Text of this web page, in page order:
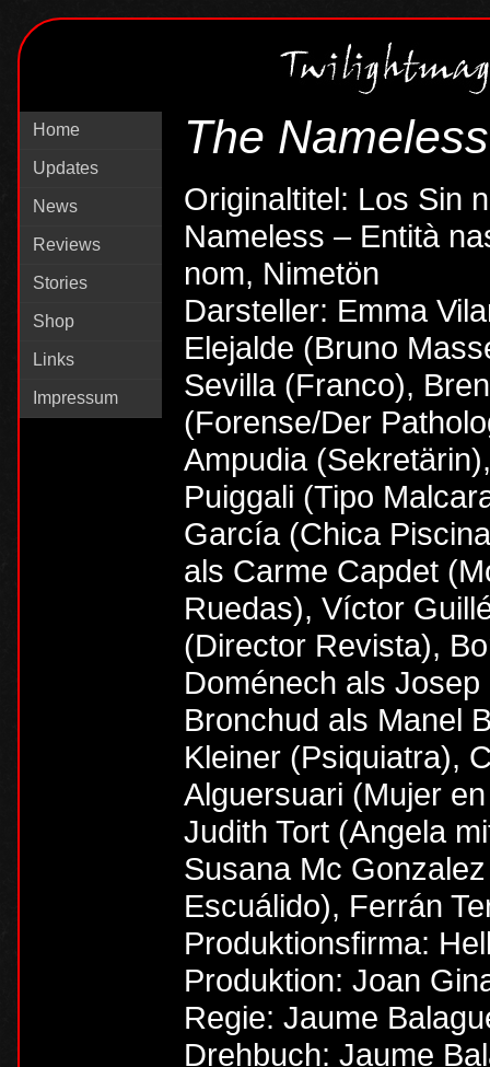
Home
Updates
News
Reviews
Stories
Shop
Links
Impressum
The Nameless
Originaltitel: Los Sin
Nameless – Entità
nom, Nimetön
Darsteller: Emma
Elejalde (Bruno
Sevilla (Franco),
(Forense/Der
Ampudia
Puiggali (Tipo
García (Chica
als Carme Capdet
Ruedas), Víctor
(Director Revista),
Doménech als
Bronchud als Manel
Kleiner (Psiquiatra),
Alguersuari (Mujer
Judith Tort (Angela
Susana Mc
Escuálido), Ferrán
Produktionsfirma:
Produktion: Joan
Regie: Jaume
Drehbuch: Jaume